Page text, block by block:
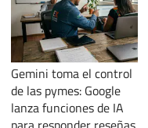
Gemini toma el control
de las pymes: Google
lanza funciones de IA